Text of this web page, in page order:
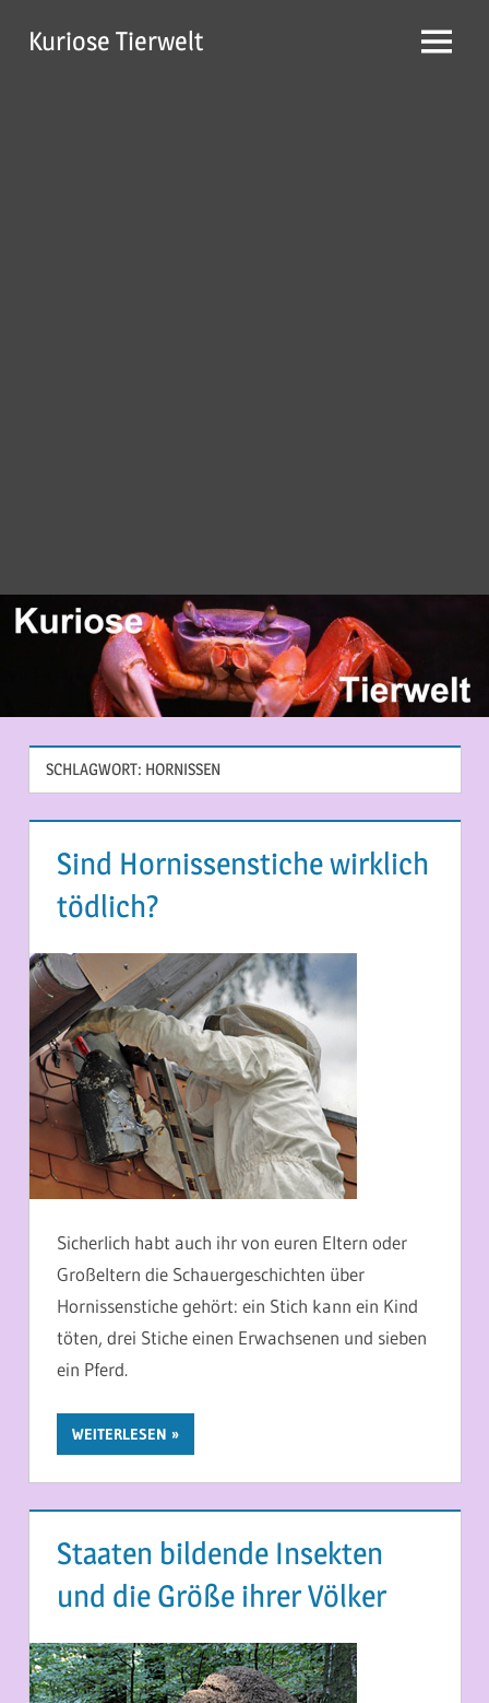
InhaltKuriose Tierwelt Menü
SCHLAGWORT: HORNISSEN
Sind Hornissenstiche wirklich
tödlich?
Sicherlich habt auch ihr von euren Eltern oder
Großeltern die Schauergeschichten über
Hornissenstiche gehört: ein Stich kann ein Kind
töten, drei Stiche einen Erwachsenen und sieben
ein Pferd.
WEITERLESEN
Staaten bildende Insekten
und die Größe ihrer Völker
11. MAI 2014
MARTINA BERG